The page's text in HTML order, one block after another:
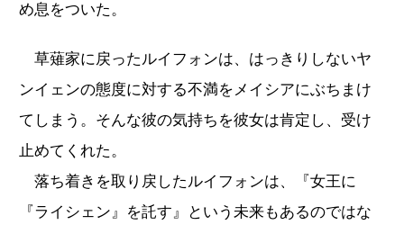
め息をついた。
草薙家に戻ったルイフォンは、はっきりしないヤ
ンイェンの態度に対する不満をメイシアにぶちまけ
てしまう。そんな彼の気持ちを彼女は肯定し、受け
止めてくれた。
落ち着きを取り戻したルイフォンは、『女王に
『ライシェン』を託す』という未来もあるのではな